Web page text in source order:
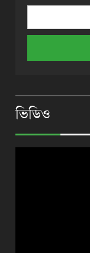
ভিডিও